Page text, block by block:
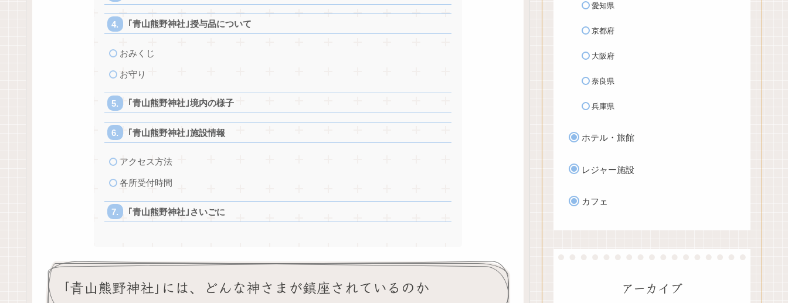
｢青山熊野神社｣授与品について
おみくじ
お守り
｢青山熊野神社｣境内の様子
｢青山熊野神社｣施設情報
アクセス方法
各所受付時間
｢青山熊野神社｣さいごに
｢青山熊野神社｣には、どんな神さまが鎮座されているのか
愛知県
京都府
大阪府
奈良県
兵庫県
ホテル・旅館
レジャー施設
カフェ
アーカイブ